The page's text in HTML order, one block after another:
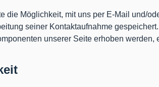
die Möglichkeit, mit uns per E-Mail und/
seiner Kontaktaufnahme
unserer Seite erhoben werden,